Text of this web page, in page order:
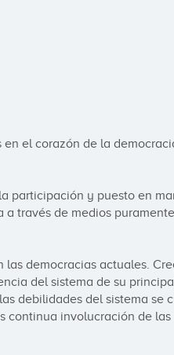
el corazón de la
participación y puesto en
a través de medios puramente
las democracias actuales.
del sistema de su
debilidades del sistema se
continua involucración de las